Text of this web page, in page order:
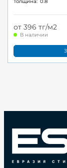
от 396 тг/м2
В наличии